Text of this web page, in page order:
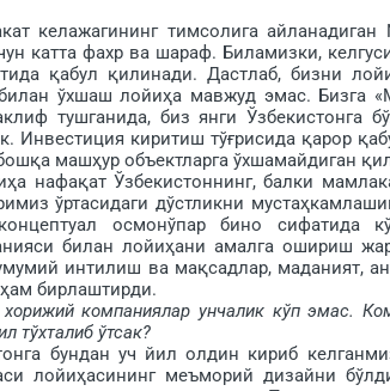
тимсолига айланадиган
катта фахр ва шараф. Биламизки,
қабул қилинади. Даст­лаб, бизни
ўхшаш лойиҳа мавжуд эмас. Бизга
тушганида, биз янги Ўзбекистонга
Инвестиция киритиш тўғрисида қарор
машҳур объектларга ўхшамайдиган
нафақат Ўзбекистоннинг, балки
ўртасидаги дўстликни
осмонўпар бино сифатида
билан лойиҳа­ни амалга ошириш
интилиш ва мақсадлар, маданият,
бир­лаштирди.
компаниялар унчалик кўп эмас.
тўхталиб ўтсак?
бундан уч йил олдин кириб
лойиҳасининг меъморий дизайни